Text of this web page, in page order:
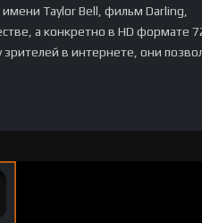
Taylor Bell, фильм Darling,
а конкретно в HD формате
в интернете, они